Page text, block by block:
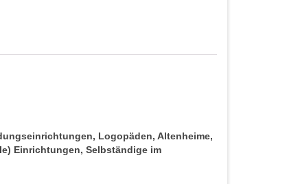
Logopäden, Altenheime,
Einrichtungen, Selbständige im